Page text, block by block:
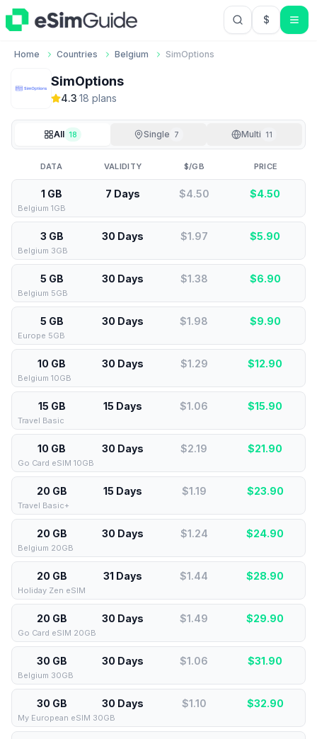
$USD US
Home Countries Belgium SimOptions
SimOptions
4.3·18 plans
All 18 Single 7 Multi 11
DATA VALIDITY $/GB PRICE
1 GB 7 Days $4.50 $4.50
Belgium 1GB
3 GB 30 Days $1.97 $5.90
Belgium 3GB
5 GB 30 Days $1.38 $6.90
Belgium 5GB
5 GB 30 Days $1.98 $9.90
Europe 5GB
10 GB 30 Days $1.29 $12.90
Belgium 10GB
15 GB 15 Days $1.06 $15.90
Travel Basic
10 GB 30 Days $2.19 $21.90
Go Card eSIM 10GB
20 GB 15 Days $1.19 $23.90
Travel Basic+
20 GB 30 Days $1.24 $24.90
Belgium 20GB
20 GB 31 Days $1.44 $28.90
Holiday Zen eSIM
20 GB 30 Days $1.49 $29.90
Go Card eSIM 20GB
30 GB 30 Days $1.06 $31.90
Belgium 30GB
30 GB 30 Days $1.10 $32.90
My European eSIM 30GB